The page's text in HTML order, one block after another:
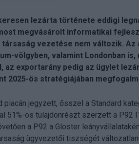
lezárta története eddigi
megvásárolt informatikai
társaság vezetése nem változik.
völgyben, valamint Londonban
az exportarány pedig az ügylet
2025-ös stratégiájában
piacán jegyzett, ősszel a Standard
51%-os tulajdonrészt szerzett a P92
a P92 a Gloster
ügyvezetői tiszségét